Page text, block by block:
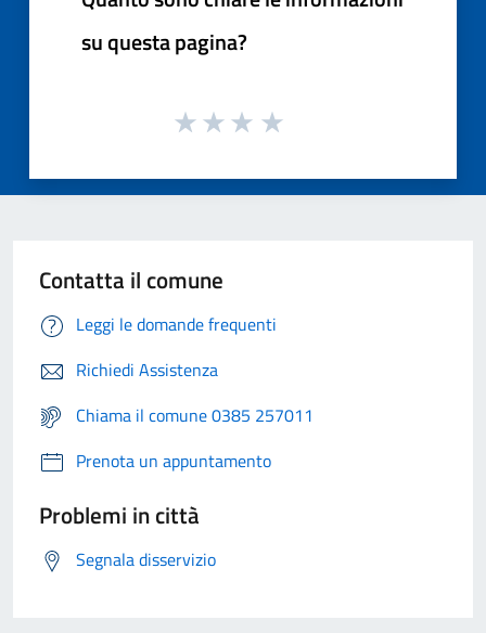
su questa pagina?
Contatta il comune
Leggi le domande frequenti
Richiedi Assistenza
Chiama il comune 0385 257011
Prenota un appuntamento
Problemi in città
Segnala disservizio